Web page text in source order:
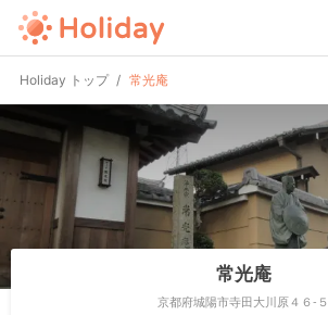
Holiday トップ 常光庵
常光庵
京都府城陽市寺田大川原４６-５